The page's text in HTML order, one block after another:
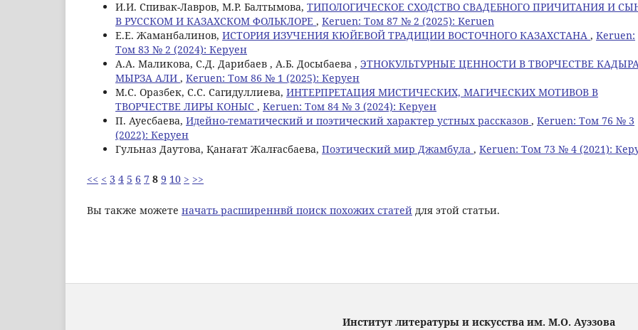
И.И. Спивак-Лавров, М.Р. Балтымова, ТИПОЛОГИЧЕСКОЕ СХОДСТВО СВАДЕБНОГО ПРИЧИТАНИЯ И
В РУССКОМ И КАЗАХСКОМ ФОЛЬКЛОРЕ , Keruen: Том 87 № 2 (2025): Keruen
Е.Е. Жаманбалинов, ИСТОРИЯ ИЗУЧЕНИЯ КЮЙЕВОЙ ТРАДИЦИИ ВОСТОЧНОГО КАЗАХСТАНА , Keruen:
Том 83 № 2 (2024): Керуен
A.A. Маликова, С.Д. Дарибаев , А.Б. Досыбаева , ЭТНОКУЛЬТУРНЫЕ ЦЕННОСТИ В ТВОРЧЕСТВЕ
МЫРЗА АЛИ , Keruen: Том 86 № 1 (2025): Керуен
М.С. Оразбек, С.C. Сагидуллиева, ИНТЕРПРЕТАЦИЯ МИСТИЧЕСКИХ, МАГИЧЕСКИХ МОТИВОВ В
ТВОРЧЕСТВЕ ЛИРЫ КОНЫС , Keruen: Том 84 № 3 (2024): Керуен
П. Ауесбаева, Идейно-тематический и поэтический характер устных рассказов , Keruen: Том 76 № 3
(2022): Керуен
Гульназ Даутова, Қанағат Жалғасбаева, Поэтический мир Джамбула , Keruen: Том 73 № 4 (2021):
<< < 3 4 5 6 7 8 9 10 > >>
Вы также можете начать расширеннвй поиск похожих статей для этой статьи.
Институт литературы и искусства им. М.О. Ауэзова